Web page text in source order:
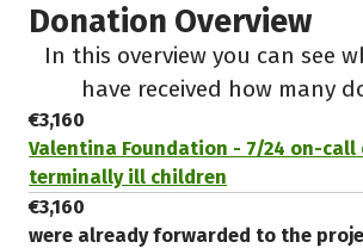
Donation Overview
In this overview you can see
have received how many
€3,160
Valentina Foundation - 7/24 on-
terminally ill children
€3,160
were already forwarded to the